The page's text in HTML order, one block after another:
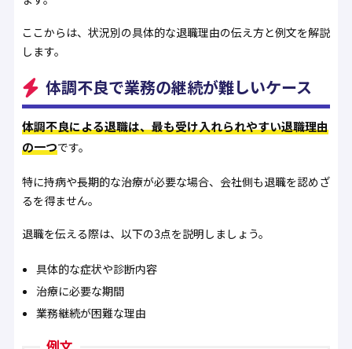
ここからは、状況別の具体的な退職理由の伝え方と例文を解説
します。
体調不良で業務の継続が難しいケース
体調不良による退職は、最も受け入れられやすい退職理由
の一つです。
特に持病や長期的な治療が必要な場合、会社側も退職を認めざ
るを得ません。
退職を伝える際は、以下の3点を説明しましょう。
具体的な症状や診断内容
治療に必要な期間
業務継続が困難な理由